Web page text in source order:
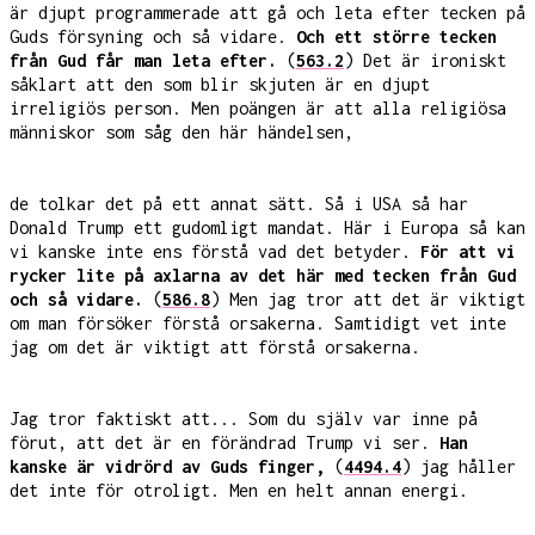
är djupt programmerade att gå och leta efter tecken på
Guds försyning och så vidare. Och ett större tecken
från Gud får man leta efter.
(563.2) Det är ironiskt
såklart att den som blir skjuten är en djupt
irreligiös person. Men poängen är att alla religiösa
människor som såg den här händelsen,
de tolkar det på ett annat sätt. Så i USA så har
Donald Trump ett gudomligt mandat. Här i Europa så kan
vi kanske inte ens förstå vad det betyder. För att vi
rycker lite på axlarna av det här med tecken från Gud
och så vidare.
(586.8) Men jag tror att det är viktigt
om man försöker förstå orsakerna. Samtidigt vet inte
jag om det är viktigt att förstå orsakerna.
Jag tror faktiskt att... Som du själv var inne på
förut, att det är en förändrad Trump vi ser. Han
kanske är vidrörd av Guds finger,
(4494.4) jag håller
det inte för otroligt. Men en helt annan energi.